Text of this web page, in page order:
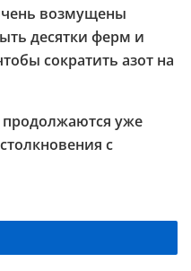
возмущены
десятки ферм и
сократить азот на
уже
с